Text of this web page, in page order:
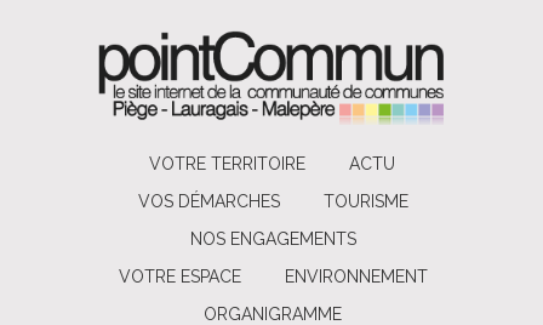
VOTRE TERRITOIRE
ACTU
VOS DÉMARCHES
TOURISME
NOS ENGAGEMENTS
VOTRE ESPACE
ENVIRONNEMENT
ORGANIGRAMME